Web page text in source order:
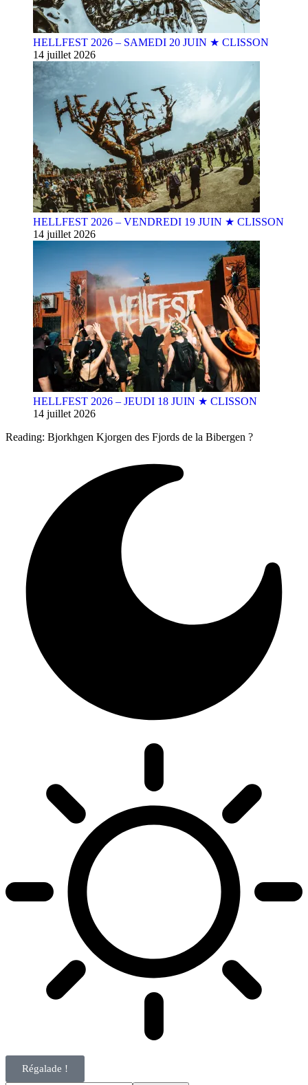
HELLFEST 2026 – SAMEDI 20 JUIN ★ CLISSON
14 juillet 2026
HELLFEST 2026 – VENDREDI 19 JUIN ★ CLISSON
14 juillet 2026
HELLFEST 2026 – JEUDI 18 JUIN ★ CLISSON
14 juillet 2026
Reading: Bjorkhgen Kjorgen des Fjords de la Bibergen ?
Régalade !